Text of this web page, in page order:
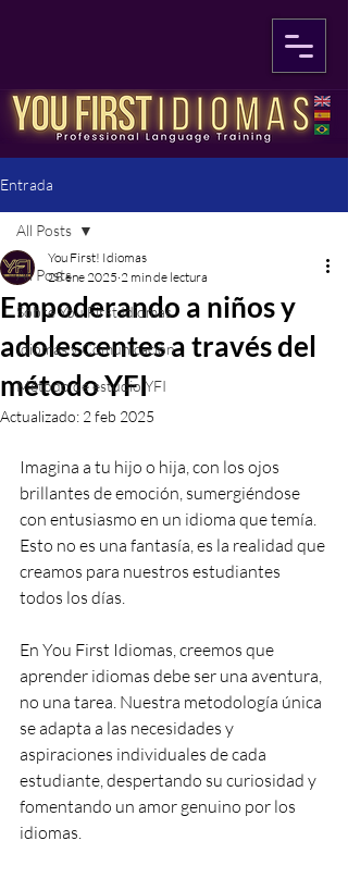
Entrada
All Posts
Sobre You First Idiomas
Idiomas y Comunicación
Método de estudio YFI
All Posts
Empoderando a niños y
adolescentes a través del
método YFI
You First! Idiomas
28 ene 2025 2 min de lectura
Actualizado: 2 feb 2025
Imagina a tu hijo o hija, con los ojos
brillantes de emoción, sumergiéndose
con entusiasmo en un idioma que temía.
Esto no es una fantasía, es la realidad que
creamos para nuestros estudiantes
todos los días.
En You First Idiomas, creemos que
aprender idiomas debe ser una aventura,
no una tarea. Nuestra metodología única
se adapta a las necesidades y
aspiraciones individuales de cada
estudiante, despertando su curiosidad y
fomentando un amor genuino por los
idiomas.